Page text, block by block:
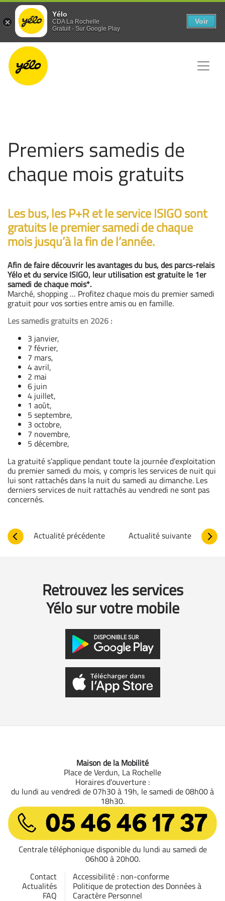
Premiers samedis de
chaque mois gratuits
Les bus, les P+R et le service ISIGO sont
gratuits le premier samedi de chaque
mois jusqu’à la fin de l’année.
Afin de faire découvrir les avantages du bus, des parcs-relais
Yélo et du service ISIGO, leur utilisation est gratuite le 1er
samedi de chaque mois*.
Marché, shopping … Profitez chaque mois du premier samedi
gratuit pour vos sorties entre amis ou en famille.
Les samedis gratuits en 2026 :
3 janvier,
7 février,
7 mars,
4 avril,
2 mai
6 juin
4 juillet,
1 août,
5 septembre,
3 octobre,
7 novembre,
5 décembre,
La gratuité s’applique pendant toute la journée d’exploitation
du premier samedi du mois, y compris les services de nuit qui
lui sont rattachés dans la nuit du samedi au dimanche. Les
derniers services de nuit rattachés au vendredi ne sont pas
concernés.
Actualité précédente Actualité suivante
Retrouvez les services
Yélo sur votre mobile
Maison de la Mobilité
Place de Verdun, La Rochelle
Horaires d'ouverture :
du lundi au vendredi de 07h30 à 19h, le samedi de 08h00 à
18h30.
05 46 46 17 37
Centrale téléphonique disponible du lundi au samedi de
06h00 à 20h00.
Contact
Actualités
FAQ
Accessibilité : non-conforme
Politique de protection des Données à
Caractère Personnel
Yélo
CDA La Rochelle
Gratuit - Sur Google Play
Voir
Panneau de gestion des cookies